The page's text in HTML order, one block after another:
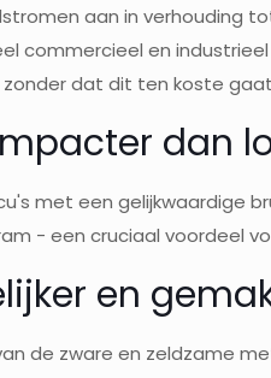
aan in verhouding
commercieel en
dat dit ten koste
dan
met een gelijkwaardige
- een cruciaal voordeel
en
de zware en zeldzame